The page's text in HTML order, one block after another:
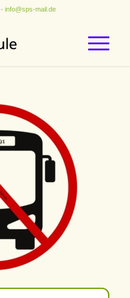
-info@sps-mail.de